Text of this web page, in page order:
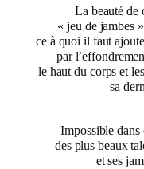
La beauté de
« jeu de jambes
ce à quoi il faut
par
le haut du corps et
sa
Impossible dans
des plus beaux
et ses